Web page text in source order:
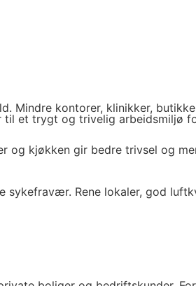
Mindre kontorer, klinikker,
et trygt og trivelig arbeidsmiljø
og kjøkken gir bedre trivsel og
Rene lokaler, god